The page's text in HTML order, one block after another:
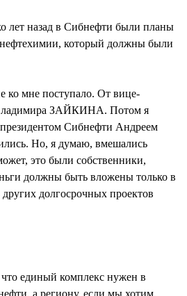
лет назад в Сибнефти были планы
нефтехимии, который должны были
ко мне поступало. От вице-
ЗАЙКИНА. Потом я
Сибнефти Андреем
Но, я думаю, вмешались
это были собственники,
должны быть вложены только в
долгосрочных проектов
единый комплекс нужен в
а региону, если мы хотим,